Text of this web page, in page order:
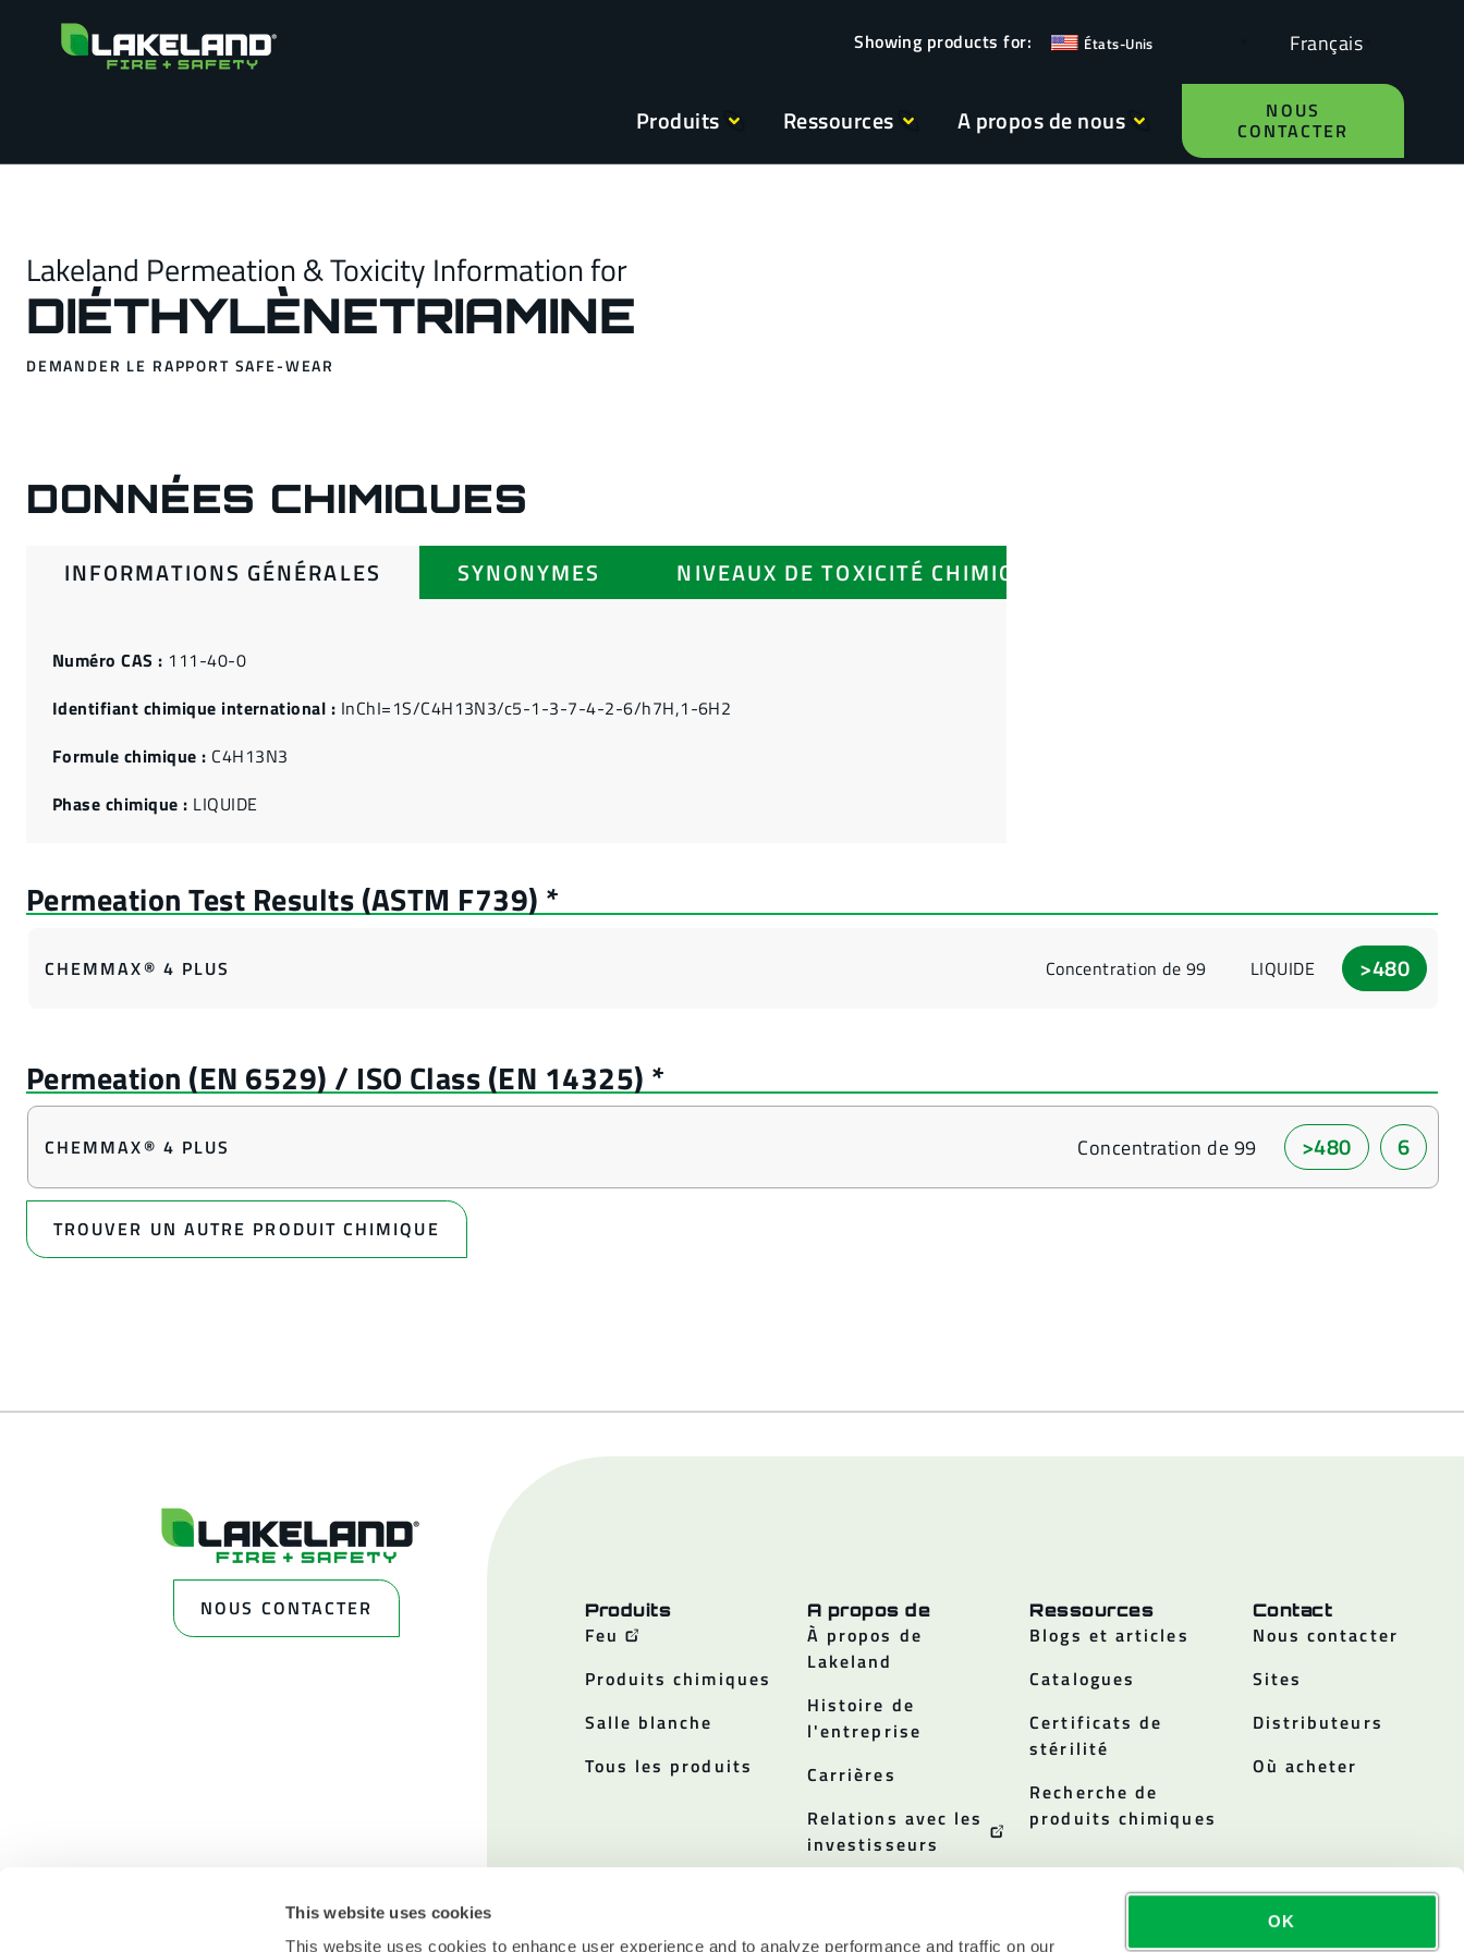
This website uses cookies
This website uses cookies to enhance user experience and to analyze performance and traffic on our
OK
États-Unis Français
Produits Ressources A propos de nous NOUS
CONTACTER
Lakeland Permeation & Toxicity Information for
DIÉTHYLÈNETRIAMINE
DEMANDER LE RAPPORT SAFE-WEAR
DONNÉES CHIMIQUES
INFORMATIONS GÉNÉRALES SYNONYMES NIVEAUX DE TOXICITÉ CHIMIQUE
Numéro CAS : 111-40-0
Identifiant chimique international : InChI=1S/C4H13N3/c5-1-3-7-4-2-6/h7H,1-6H2
Formule chimique : C4H13N3
Phase chimique : LIQUIDE
CHEMMAX® 4 PLUS Concentration de 99 LIQUIDE >480
CHEMMAX® 4 PLUS Concentration de 99 >480 6
TROUVER UN AUTRE PRODUIT CHIMIQUE
NOUS CONTACTER Produits
Feu
Produits chimiques
Salle blanche
Tous les produits
A propos de
À propos de
Lakeland
Histoire de
l'entreprise
Carrières
Relations avec les
investisseurs
Ressources
Blogs et articles
Catalogues
Certificats de
stérilité
Recherche de
produits chimiques
Contact
Nous contacter
Sites
Distributeurs
Où acheter